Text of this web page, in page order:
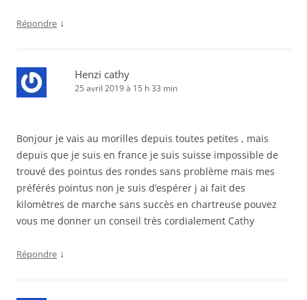
Répondre ↓
Henzi cathy
25 avril 2019 à 15 h 33 min
Bonjour je vais au morilles depuis toutes petites , mais
depuis que je suis en france je suis suisse impossible de
trouvé des pointus des rondes sans problème mais mes
préférés pointus non je suis d’espérer j ai fait des
kilomètres de marche sans succès en chartreuse pouvez
vous me donner un conseil très cordialement Cathy
Répondre ↓